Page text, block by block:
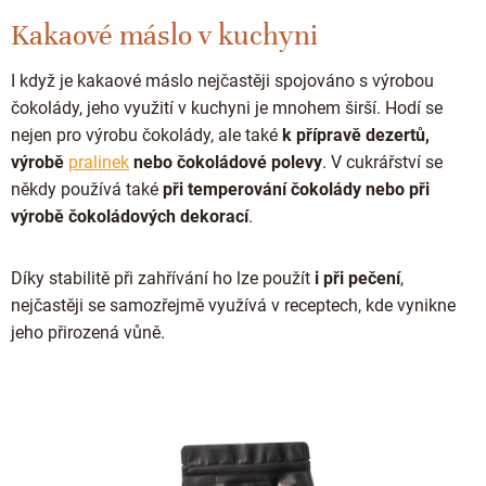
Kakaové máslo v kuchyni
I když je kakaové máslo nejčastěji spojováno s výrobou
čokolády, jeho využití v kuchyni je mnohem širší. Hodí se
nejen pro výrobu čokolády, ale také k přípravě dezertů,
výrobě pralinek nebo čokoládové polevy. V cukrářství se
někdy používá také při temperování čokolády nebo při
výrobě čokoládových dekorací.
Díky stabilitě při zahřívání ho lze použít i při pečení,
nejčastěji se samozřejmě využívá v receptech, kde vynikne
jeho přirozená vůně.